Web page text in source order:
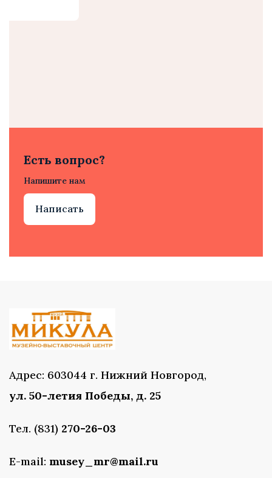
Есть вопрос?
Напишите нам
Написать
Адрес: 603044 г. Нижний Новгород,
ул. 50-летия Победы, д. 25
Тел. (831) 270-26-03
E-mail: musey_mr@mail.ru